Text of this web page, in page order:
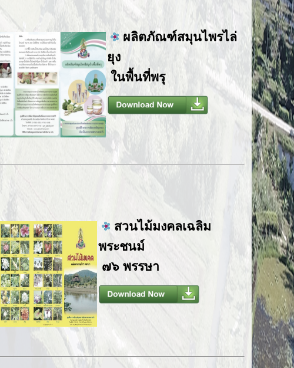
ผลิตภัณฑ์สมุนไพรไล่
ยุง
ในพื้นที่พรุ
สวนไม้มงคลเฉลิม
พระชนม์
๗๖ พรรษา